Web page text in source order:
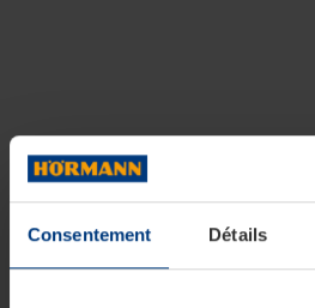
Consentement Détails